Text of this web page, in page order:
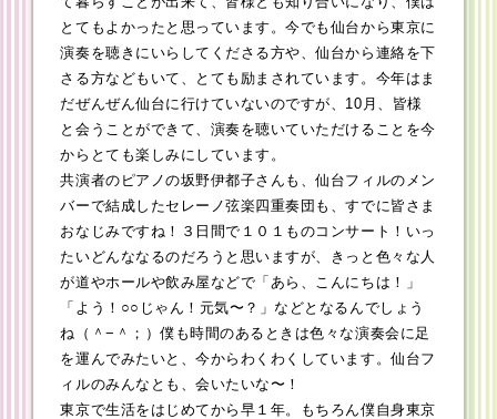
とてもよかったと思っています。今でも仙台から東京に
演奏を聴きにいらしてくださる方や、仙台から連絡を下
さる方などもいて、とても励まされています。今年はま
だぜんぜん仙台に行けていないのですが、10月、皆様
と会うことができて、演奏を聴いていただけることを今
からとても楽しみにしています。
共演者のピアノの坂野伊都子さんも、仙台フィルのメン
バーで結成したセレーノ弦楽四重奏団も、すでに皆さま
おなじみですね！３日間で１０１ものコンサート！いっ
たいどんななるのだろうと思いますが、きっと色々な人
が道やホールや飲み屋などで「あら、こんにちは！」
「よう！○○じゃん！元気〜？」などとなるんでしょう
ね（＾−＾；）僕も時間のあるときは色々な演奏会に足
を運んでみたいと、今からわくわくしています。仙台フ
ィルのみんなとも、会いたいな〜！
東京で生活をはじめてから早１年。もちろん僕自身東京